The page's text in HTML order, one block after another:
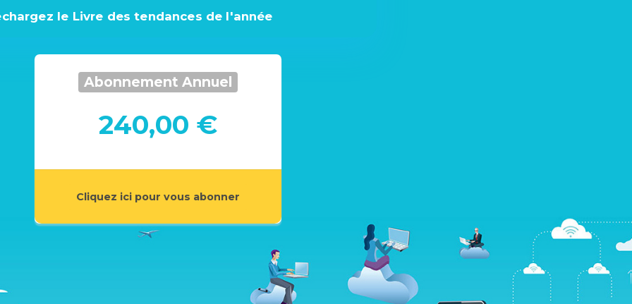
le Livre des tendances de l'année
Abonnement Annuel
240,00 €
Cliquez ici pour vous abonner